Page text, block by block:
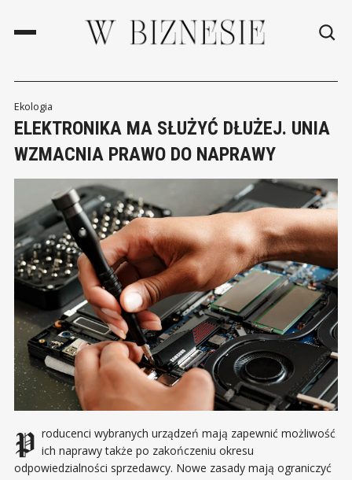
Ekologia
ELEKTRONIKA MA SŁUŻYĆ DŁUŻEJ. UNIA
WZMACNIA PRAWO DO NAPRAWY
Producenci wybranych urządzeń mają zapewnić możliwość ich naprawy także po zakończeniu okresu
odpowiedzialności sprzedawcy. Nowe zasady mają ograniczyć